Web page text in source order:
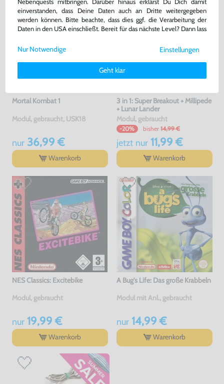
Mortal Kombat 1
Modul, gebraucht, USK18
nur36,99 €
Warenkorb
3 in 1: Super Breakout + Millipede
+ Lunar Lander
Modul, gebraucht
-20% bisher 14,99 €
jetzt nur11,99 €
Warenkorb
NES Classics: Excitebike
Modul, gebraucht
nur19,99 €
Warenkorb
A Bug's Life: Das große Krabbeln
Modul mit Anl., gebraucht
nur14,99 €
Warenkorb
Nebenquests mitbringen. Darüber hinaus erklärst Du Dich damit
einverstanden, dass Deine Daten auch an Dritte weitergegeben
werden können. Bitte beachte, dass dies ggf. die Verarbeitung der
Daten in den USA einschließt. Bereit für das nächste Level? Dann lass
Weitere Informationen zu den von uns verwendeten Cookies und
Deinen Rechten als Nutzer findest Du in unsererDaten­schutz­
Impressum.
Einstellungen
Geht klar
Nur Notwendige